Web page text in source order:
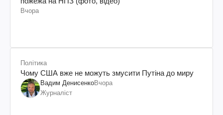
Вчора
Політика
Чому США вже не можуть змусити Путіна до миру
Вадим ДенисенкоВчора
Журналіст